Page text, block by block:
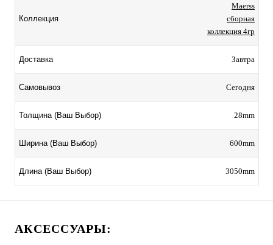
Коллекция
Maerss
сборная
коллекция 4гр
Доставка Завтра
Самовывоз Сегодня
Толщина (Ваш Выбор) 28mm
Ширина (Ваш Выбор) 600mm
Длина (Ваш Выбор) 3050mm
АКСЕССУАРЫ: